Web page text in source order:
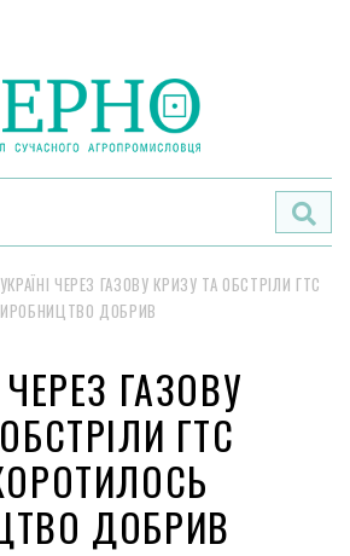
ЧЕРЕЗ ГАЗОВУ КРИЗУ ТА ОБСТРІЛИ ГТС
ДОБРИВ
ГАЗОВУ
ГТС
ДОБРИВ